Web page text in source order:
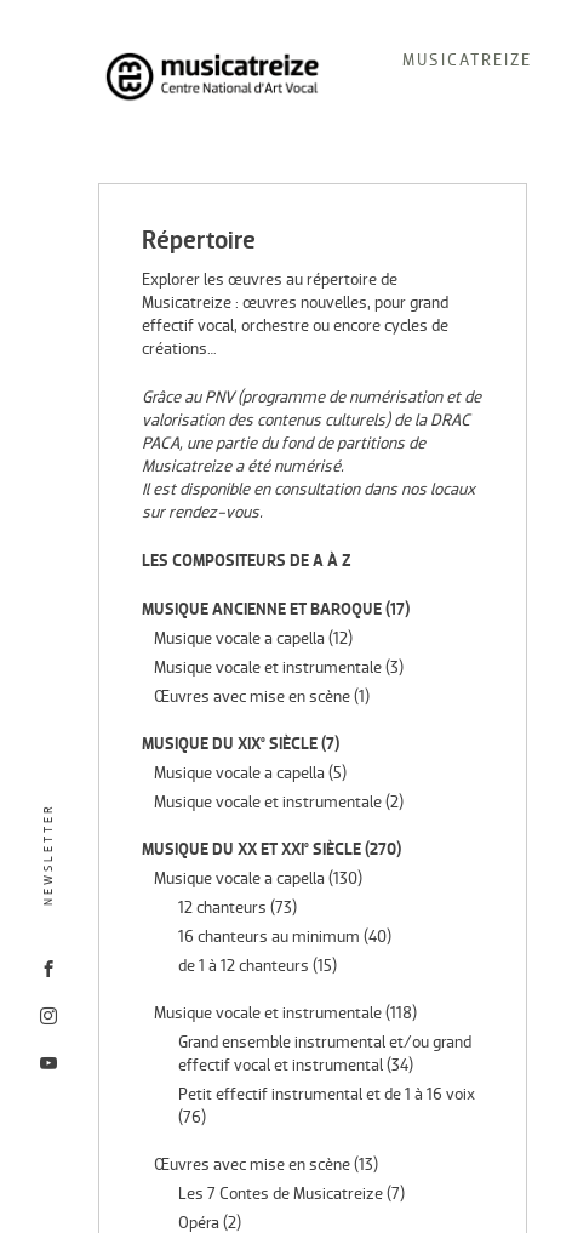
Skip
to
content
MUSICATREIZE
NEWSLETTER
Répertoire
Explorer les œuvres au répertoire de
Musicatreize : œuvres nouvelles, pour grand
effectif vocal, orchestre ou encore cycles de
créations…
Grâce au PNV (programme de numérisation et de
valorisation des contenus culturels) de la DRAC
PACA, une partie du fond de partitions de
Musicatreize a été numérisé.
Il est disponible en consultation dans nos locaux
sur rendez-vous.
LES COMPOSITEURS DE A À Z
MUSIQUE ANCIENNE ET BAROQUE(17)
Musique vocale a capella (12)
Musique vocale et instrumentale(3)
Œuvres avec mise en scène(1)
MUSIQUE DU XIX° SIÈCLE(7)
Musique vocale a capella (5)
Musique vocale et instrumentale(2)
MUSIQUE DU XX ET XXI° SIÈCLE(270)
Musique vocale a capella (130)
12 chanteurs (73)
16 chanteurs au minimum (40)
de 1 à 12 chanteurs (15)
Musique vocale et instrumentale(118)
Grand ensemble instrumental et/ou grand
effectif vocal et instrumental(34)
Petit effectif instrumental et de 1 à 16 voix
(76)
Œuvres avec mise en scène(13)
Les 7 Contes de Musicatreize(7)
Opéra (2)